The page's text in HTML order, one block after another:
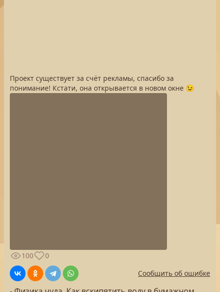
Проект существует за счёт рекламы, спасибо за
понимание! Кстати, она открывается в новом окне 😉
100
0
Сообщить об ошибке